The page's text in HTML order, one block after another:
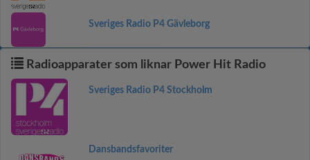
Sveriges Radio P4 Gävleborg
Radioapparater som liknar Power Hit Radio
Sveriges Radio P4 Stockholm
Dansbandsfavoriter